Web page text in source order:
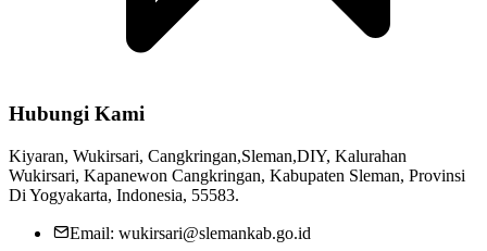
Hubungi Kami
Kiyaran, Wukirsari, Cangkringan,Sleman,DIY, Kalurahan
Wukirsari, Kapanewon Cangkringan, Kabupaten Sleman, Provinsi
Di Yogyakarta, Indonesia, 55583.
Email: wukirsari@slemankab.go.id